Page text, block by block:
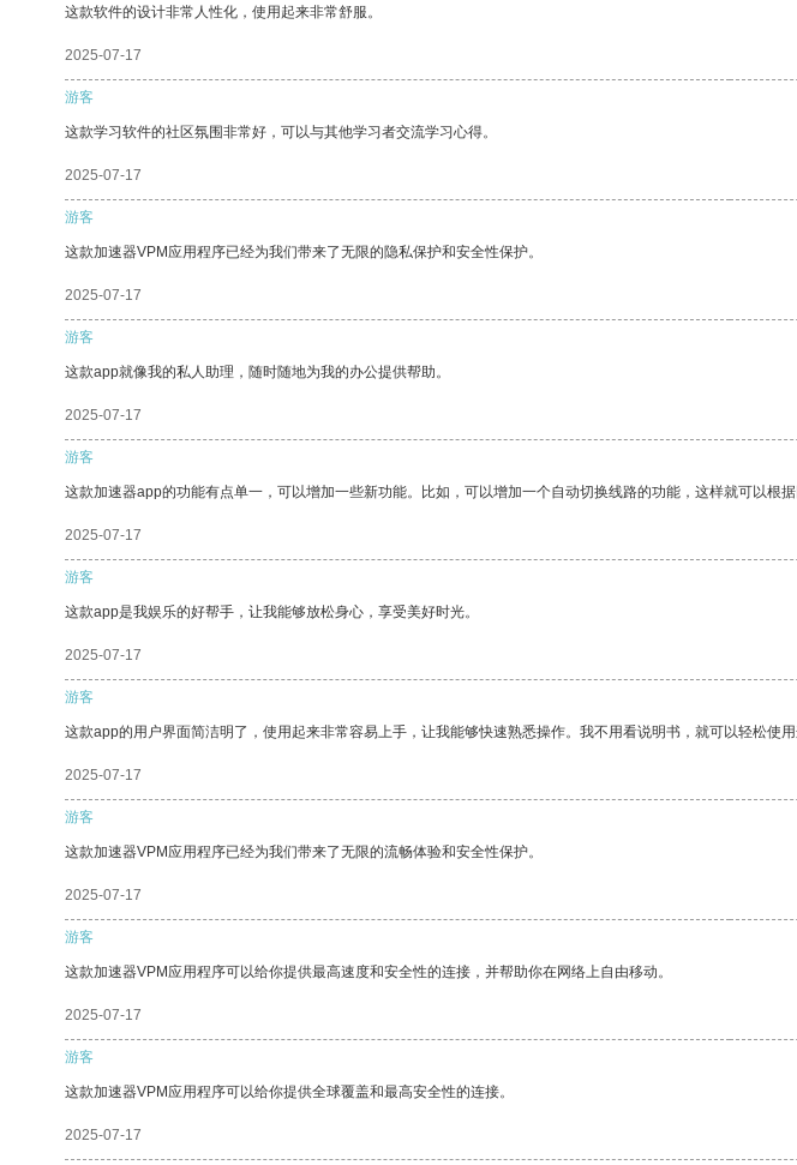
这款软件的设计非常人性化，使用起来非常舒服。
2025-07-17
游客
这款学习软件的社区氛围非常好，可以与其他学习者交流学习心得。
2025-07-17
游客
这款加速器VPM应用程序已经为我们带来了无限的隐私保护和安全性保护。
2025-07-17
游客
这款app就像我的私人助理，随时随地为我的办公提供帮助。
2025-07-17
游客
这款加速器app的功能有点单一，可以增加一些新功能。比如，可以增加一个自动切换线路的功能，这样就可以根
2025-07-17
游客
这款app是我娱乐的好帮手，让我能够放松身心，享受美好时光。
2025-07-17
游客
这款app的用户界面简洁明了，使用起来非常容易上手，让我能够快速熟悉操作。我不用看说明书，就可以轻松使用
2025-07-17
游客
这款加速器VPM应用程序已经为我们带来了无限的流畅体验和安全性保护。
2025-07-17
游客
这款加速器VPM应用程序可以给你提供最高速度和安全性的连接，并帮助你在网络上自由移动。
2025-07-17
游客
这款加速器VPM应用程序可以给你提供全球覆盖和最高安全性的连接。
2025-07-17